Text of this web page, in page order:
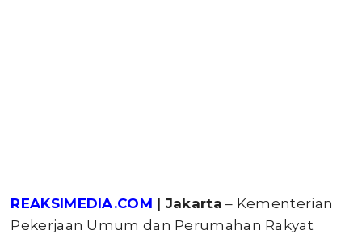
REAKSIMEDIA.COM | Jakarta – Kementerian
Pekerjaan Umum dan Perumahan Rakyat